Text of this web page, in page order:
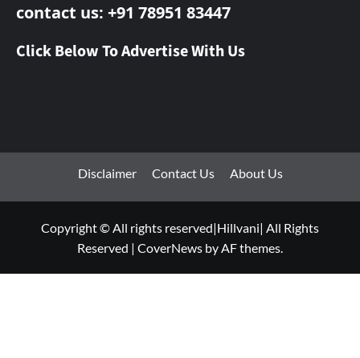
contact us: +91 78951 83447
Click Below To Advertise With Us
Disclaimer Contact Us About Us
Copyright © All rights reserved|Hillvani| All Rights
Reserved | CoverNews by AF themes.